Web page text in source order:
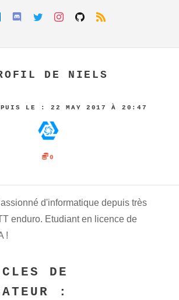
DE NIELS
LE : 22 MAY 2017 À 20:47
0
d'informatique depuis très
enduro. Etudiant en licence de
!
DE
: